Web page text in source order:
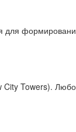
Towers).